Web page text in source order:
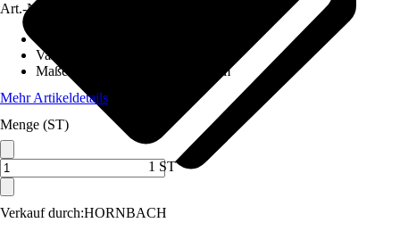
Verkauf durch:HORNBACH
Art.-Nr.
Variante
Maße (LxBxH)
170 x 75 x 42 cm
Mehr Artikeldetails
Menge (ST)
1 ST